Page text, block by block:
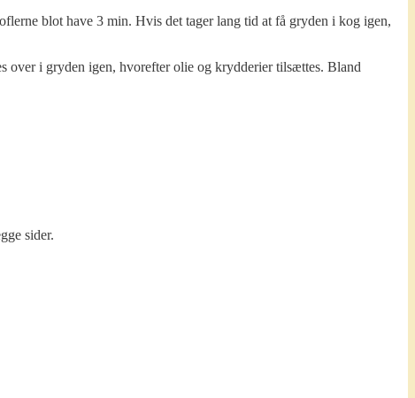
blot have 3 min. Hvis det tager lang tid at få gryden i kog igen,
over i gryden igen, hvorefter olie og krydderier tilsættes. Bland
sider.